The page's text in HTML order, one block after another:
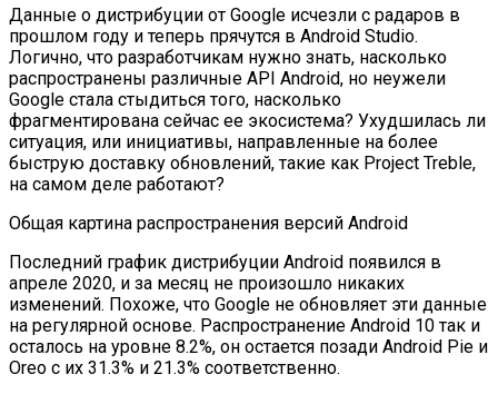
Данные о дистрибуции от Google исчезли с радаров в
прошлом году и теперь прячутся в Android Studio.
Логично, что разработчикам нужно знать, насколько
распространены различные API Android, но неужели
Google стала стыдиться того, насколько
фрагментирована сейчас ее экосистема? Ухудшилась ли
ситуация, или инициативы, направленные на более
быструю доставку обновлений, такие как Project Treble,
на самом деле работают?
Общая картина распространения версий Android
Последний график дистрибуции Android появился в
апреле 2020, и за месяц не произошло никаких
изменений. Похоже, что Google не обновляет эти данные
на регулярной основе. Распространение Android 10 так и
осталось на уровне 8.2%, он остается позади Android Pie и
Oreo с их 31.3% и 21.3% соответственно.